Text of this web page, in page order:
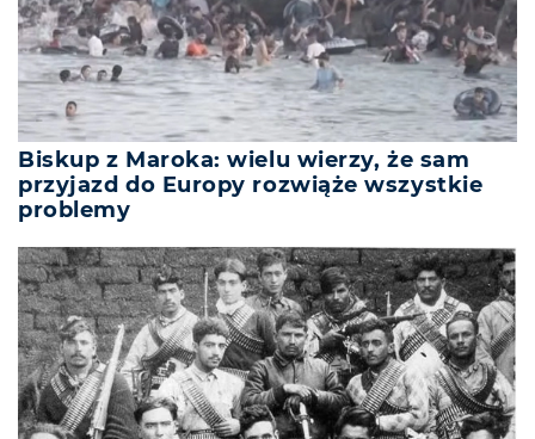
Biskup z Maroka: wielu wierzy, że sam
przyjazd do Europy rozwiąże wszystkie
problemy